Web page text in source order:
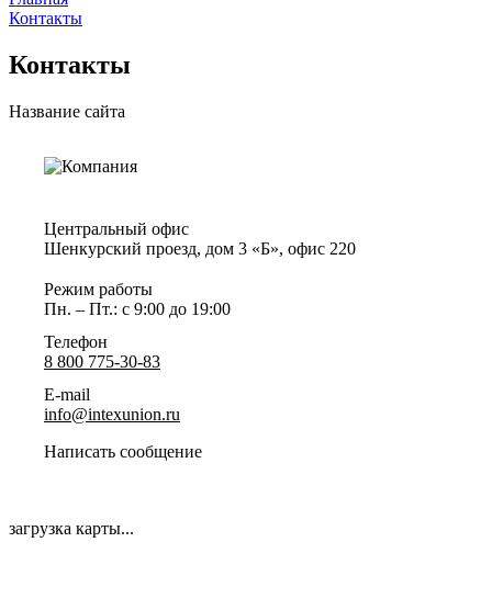
Контакты
Контакты
Название сайта
загрузка карты...
Центральный офис
Шенкурский проезд, дом 3 «Б», офис 220
Режим работы
Пн. – Пт.: с 9:00 до 19:00
Телефон
8 800 775-30-83
E-mail
info@intexunion.ru
Написать сообщение